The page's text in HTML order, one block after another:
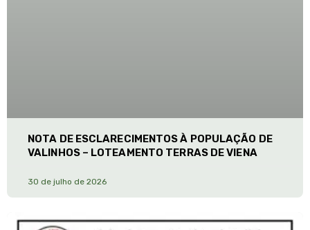
NOTA DE ESCLARECIMENTOS À POPULAÇÃO DE
VALINHOS – LOTEAMENTO TERRAS DE VIENA
30 de julho de 2026